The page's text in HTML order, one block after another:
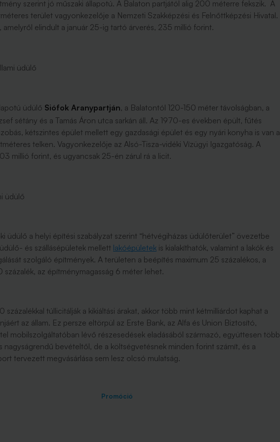
szerint jó műszaki állapotú. A Balaton partjától alig 200 méterre fekszik. A
terület vagyonkezelője a Nemzeti Szakképzési és Felnőttképzési Hivatal.
amelyről elindult a január 25-ig tartó árverés, 235 millió forint.
üdülő Siófok Aranypartján, a Balatontól 120-150 méter távolságban, a
sétány és a Tamás Áron utca sarkán áll. Az 1970-es években épült, fűtés
kétszintes épület mellett egy gazdasági épület és egy nyári konyha is van a
telken. Vagyonkezelője az Alsó-Tisza-vidéki Vízügyi Igazgatóság. A
millió forint, és ugyancsak 25-én zárul rá a licit.
üdülő a helyi építési szabályzat szerint “hétvégiházas üdülőterület” övezetbe
és szállásépületek mellett lakóépületek is kialakíthatók, valamint a lakók és
szolgáló építmények. A területen a beépítés maximum 25 százalékos, a
az építménymagasság 6 méter lehet.
százalékkal túllicitálják a kikiáltási árakat, akkor több mint kétmilliárdot kaphat a
az állam. Ez persze eltörpül az Erste Bank, az Alfa és Union Biztosító,
mobilszolgáltatóban lévő részesedések eladásából származó, együttesen több
nagyságrendű bevételtől, de a költségvetésnek minden forint számít, és a
tervezett megvásárlása sem lesz olcsó mulatság.
Promóció